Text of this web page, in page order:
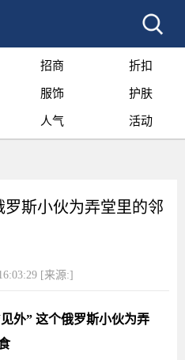
招商 折扣
服饰 护肤
人气 活动
罗斯小伙为弄堂里的邻
[来源:]
外” 这个俄罗斯小伙为弄